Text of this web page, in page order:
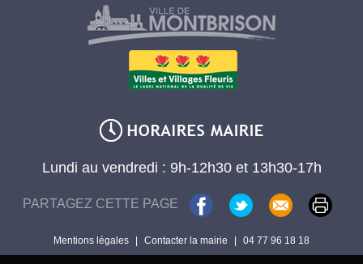
Lundi au vendredi : 9h-12h30 et 13h30-17h
PARTAGEZ CETTE PAGE
Mentions légales | Contacter la mairie | 04 77 96 18 18